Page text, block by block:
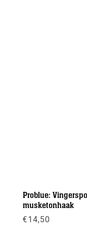
Problue:
musketonhaak
€14,50